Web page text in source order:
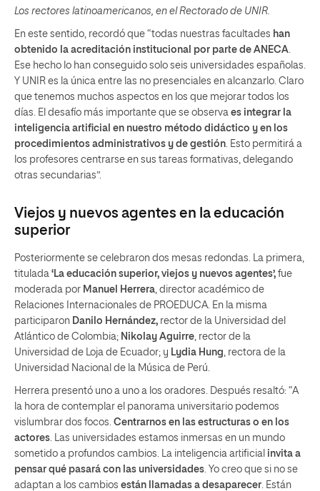
Los rectores latinoamericanos, en el Rectorado de UNIR.
En este sentido, recordó que “todas nuestras facultades han
obtenido la acreditación institucional por parte de ANECA.
Ese hecho lo han conseguido solo seis universidades españolas.
Y UNIR es la única entre las no presenciales en alcanzarlo. Claro
que tenemos muchos aspectos en los que mejorar todos los
días. El desafío más importante que se observa es integrar la
inteligencia artificial en nuestro método didáctico y en los
procedimientos administrativos y de gestión. Esto permitirá a
los profesores centrarse en sus tareas formativas, delegando
otras secundarias”.
Viejos y nuevos agentes en la educación
superior
Posteriormente se celebraron dos mesas redondas. La primera,
titulada ‘La educación superior, viejos y nuevos agentes’, fue
moderada por Manuel Herrera, director académico de
Relaciones Internacionales de PROEDUCA. En la misma
participaron Danilo Hernández, rector de la Universidad del
Atlántico de Colombia; Nikolay Aguirre, rector de la
Universidad de Loja de Ecuador; y Lydia Hung, rectora de la
Universidad Nacional de la Música de Perú.
Herrera presentó uno a uno a los oradores. Después resaltó: “A
la hora de contemplar el panorama universitario podemos
vislumbrar dos focos. Centrarnos en las estructuras o en los
actores. Las universidades estamos inmersas en un mundo
sometido a profundos cambios. La inteligencia artificial invita a
pensar qué pasará con las universidades. Yo creo que si no se
adaptan a los cambios están llamadas a desaparecer. Están